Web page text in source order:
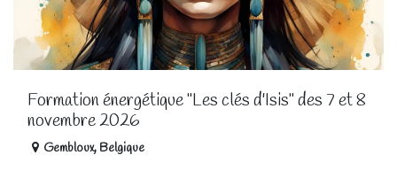
Formation énergétique "Les clés d'Isis" des 7 et 8
novembre 2026
Gembloux, Belgique